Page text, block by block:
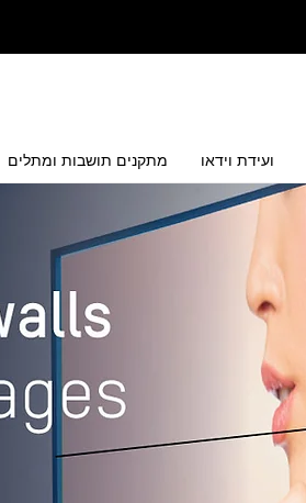
ועידת וידאו מתקנים תושבות ומתלים